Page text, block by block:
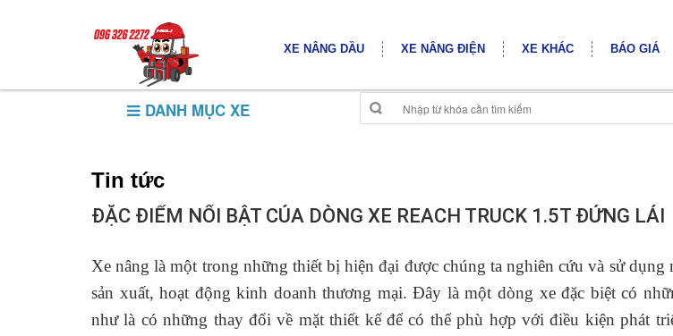
XE NÂNG DẦU XE NÂNG ĐIỆN XE KHÁC BÁO GIÁ
DANH MỤC XE
Tin tức
ĐẶC ĐIỂM NỔI BẬT CỦA DÒNG XE REACH TRUCK 1.5T ĐỨNG LÁI
Xe nâng là một trong những thiết bị hiện đại được chúng ta nghiên cứu và sử dụng
sản xuất, hoạt động kinh doanh thương mại. Đây là một dòng xe đặc biệt có
như là có những thay đổi về mặt thiết kế để có thể phù hợp với điều kiện phát